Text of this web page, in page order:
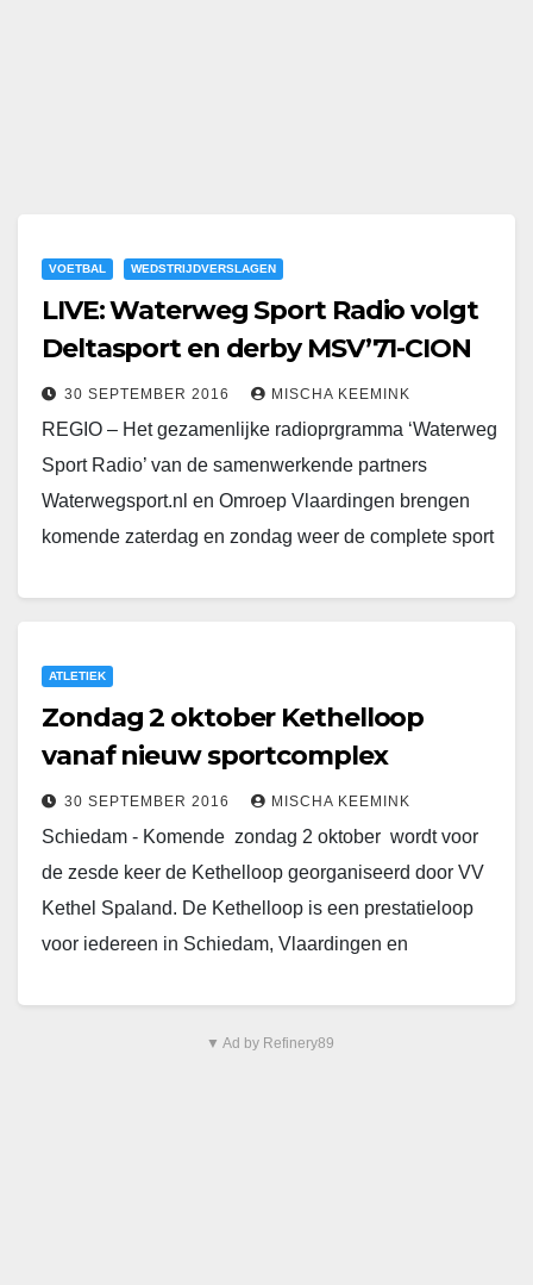
VOETBAL WEDSTRIJDVERSLAGEN
LIVE: Waterweg Sport Radio volgt
Deltasport en derby MSV’71-CION
30 SEPTEMBER 2016 MISCHA KEEMINK
REGIO – Het gezamenlijke radioprgramma ‘Waterweg
Sport Radio’ van de samenwerkende partners
Waterwegsport.nl en Omroep Vlaardingen brengen
komende zaterdag en zondag weer de complete sport
ATLETIEK
Zondag 2 oktober Kethelloop
vanaf nieuw sportcomplex
30 SEPTEMBER 2016 MISCHA KEEMINK
Schiedam - Komende zondag 2 oktober wordt voor
de zesde keer de Kethelloop georganiseerd door VV
Kethel Spaland. De Kethelloop is een prestatieloop
voor iedereen in Schiedam, Vlaardingen en
▼ Ad by Refinery89